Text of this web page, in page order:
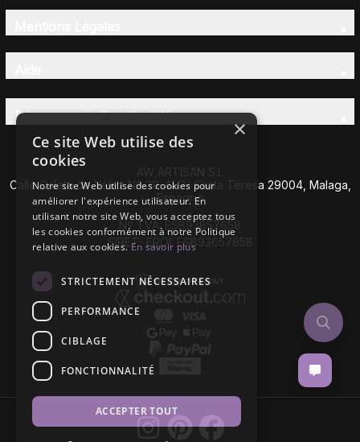
Découvrez la Famille AW
AW ARTISAN S.L
Calle Caleta de Vélez Nº 39-41 P.I Santa Teresa 29004, Malaga,
Espagne
Nº TVA: ESB93657658
SIRET- EROI: ESB93657658
×
Ce site Web utilise des
cookies
Notre site Web utilise des cookies pour
améliorer l'expérience utilisateur. En
utilisant notre site Web, vous acceptez tous
les cookies conformément à notre Politique
relative aux cookies.En savoir plus
STRICTEMENT NÉCESSAIRES
PERFORMANCE
CIBLAGE
FONCTIONNALITÉ
ACCEPTER TOUT